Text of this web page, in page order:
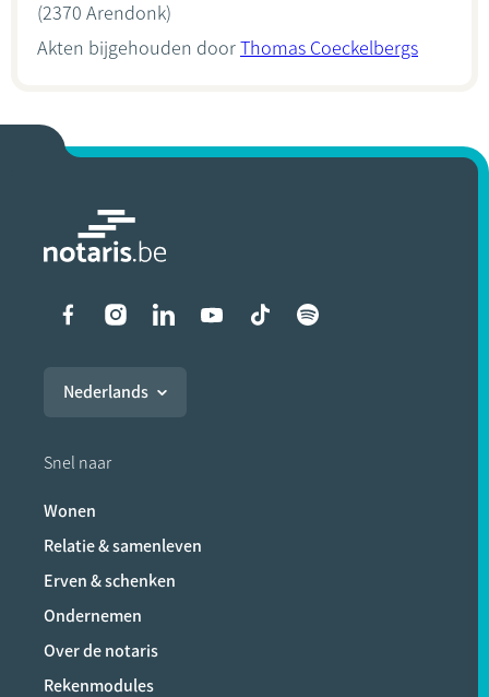
(2370 Arendonk)
Akten bijgehouden doorThomas Coeckelbergs
Liens vers les réseaux
Nederlands
Snel naar
Wonen
Relatie & samenleven
Erven & schenken
Ondernemen
Over de notaris
Rekenmodules